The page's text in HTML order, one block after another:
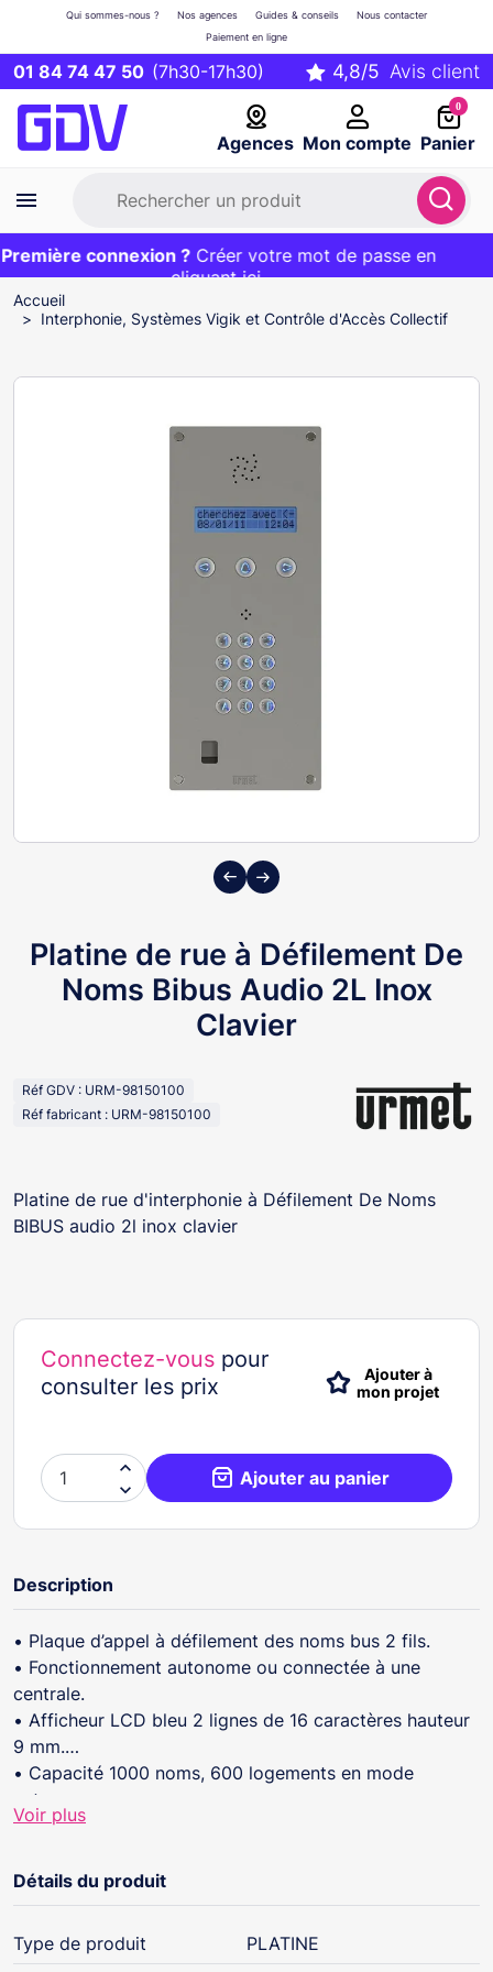
01 84 74 47 50 (7h30-17h30)
Agences Mon compte
Qui sommes-nous ? Nos agences Guides & conseils
Nous contacter
Paiement en ligne
0
Panier
Première commande ?20€ OFFERT sur votre panier
et livraison 24/48h gratuite avec le codeBIENVENUE
connexion ? Créer votre mot de passe en
cliquant ici
EXCLU WEB :
Accueil
Interphonie, Systèmes Vigik et Contrôle d'Accès Collectif
Previous
Next
Platine de rue à Défilement De
Noms Bibus Audio 2L Inox
Clavier
Réf GDV : URM-98150100
Réf fabricant : URM-98150100
Platine de rue d'interphonie à Défilement De Noms
BIBUS audio 2l inox clavier
Connectez-vous pour
consulter les prix
Ajouter à
mon projet

 Ajouter au panier
Description
• Plaque d’appel à défilement des noms bus 2 fils.
• Fonctionnement autonome ou connectée à une
centrale.
• Afficheur LCD bleu 2 lignes de 16 caractères hauteur
9 mm.
• Capacité 1000 noms, 600 logements en mode
autonome.
• Capacité 500 noms, 500 logements avec centrale
• Capacité 1000 noms, 600 logements avec centrale
CV1S, CV2, CV4, CL2, CL4.
Voir plus
Détails du produit
Type de produit PLATINE